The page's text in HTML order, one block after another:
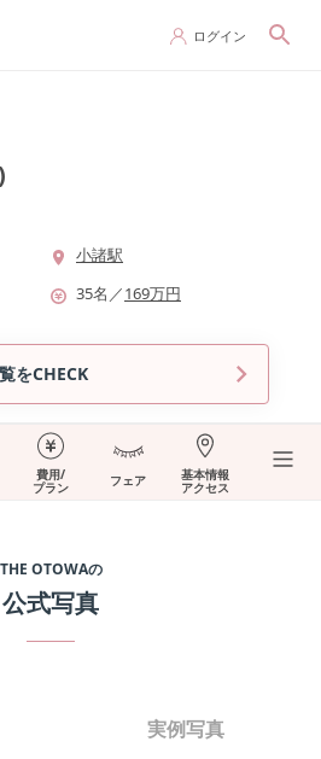
ログイン
小諸駅
35名 ／169万円
をCHECK
費用/
プラン フェア 基本情報
アクセス
THE OTOWAの
公式写真
実例写真